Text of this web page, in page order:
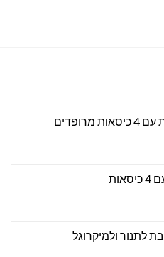
לתנור ולמיקרוגל